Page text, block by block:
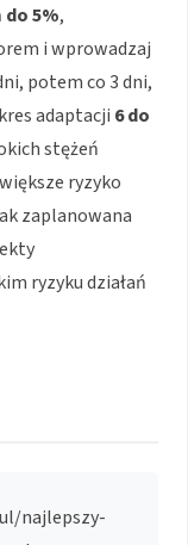
5%,
i wprowadzaj
potem co 3 dni,
adaptacji 6 do
stężeń
ryzyko
zaplanowana
ryzyku działań
najlepszy-